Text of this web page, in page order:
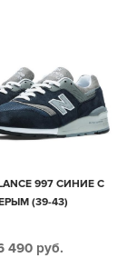
997 СИНИЕ С
(39-43)
490 руб.